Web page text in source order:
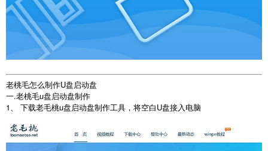
老桃毛怎么制作U盘启动盘
一.老桃毛u盘启动盘制作
1、 下载老毛桃u盘启动盘制作工具，将空白U盘接入电脑